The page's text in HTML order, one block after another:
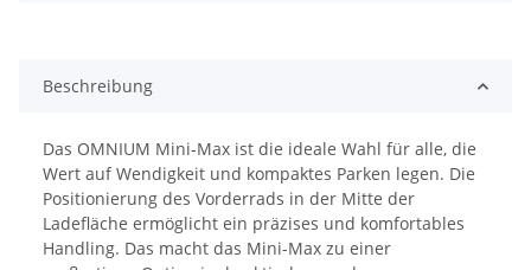
Beschreibung
Das OMNIUM Mini-Max ist die ideale Wahl für alle, die
Wert auf Wendigkeit und kompaktes Parken legen. Die
Positionierung des Vorderrads in der Mitte der
Ladefläche ermöglicht ein präzises und komfortables
Handling. Das macht das Mini-Max zu einer